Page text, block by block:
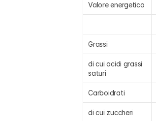
Valore energetico
Grassi
di cui acidi grassi
saturi
Carboidrati
di cui zuccheri